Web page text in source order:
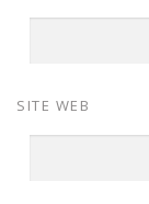
SITE WEB